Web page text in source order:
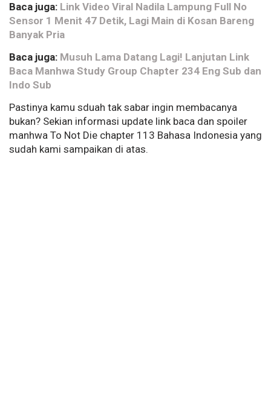
Baca juga: Link Video Viral Nadila Lampung Full No
Sensor 1 Menit 47 Detik, Lagi Main di Kosan Bareng
Banyak Pria
Baca juga: Musuh Lama Datang Lagi! Lanjutan Link
Baca Manhwa Study Group Chapter 234 Eng Sub dan
Indo Sub
Pastinya kamu sduah tak sabar ingin membacanya
bukan? Sekian informasi update link baca dan spoiler
manhwa To Not Die chapter 113 Bahasa Indonesia yang
sudah kami sampaikan di atas.